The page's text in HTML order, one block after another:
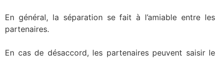
En général, la séparation se fait à l’amiable entre les
partenaires.
En cas de désaccord, les partenaires peuvent saisir le